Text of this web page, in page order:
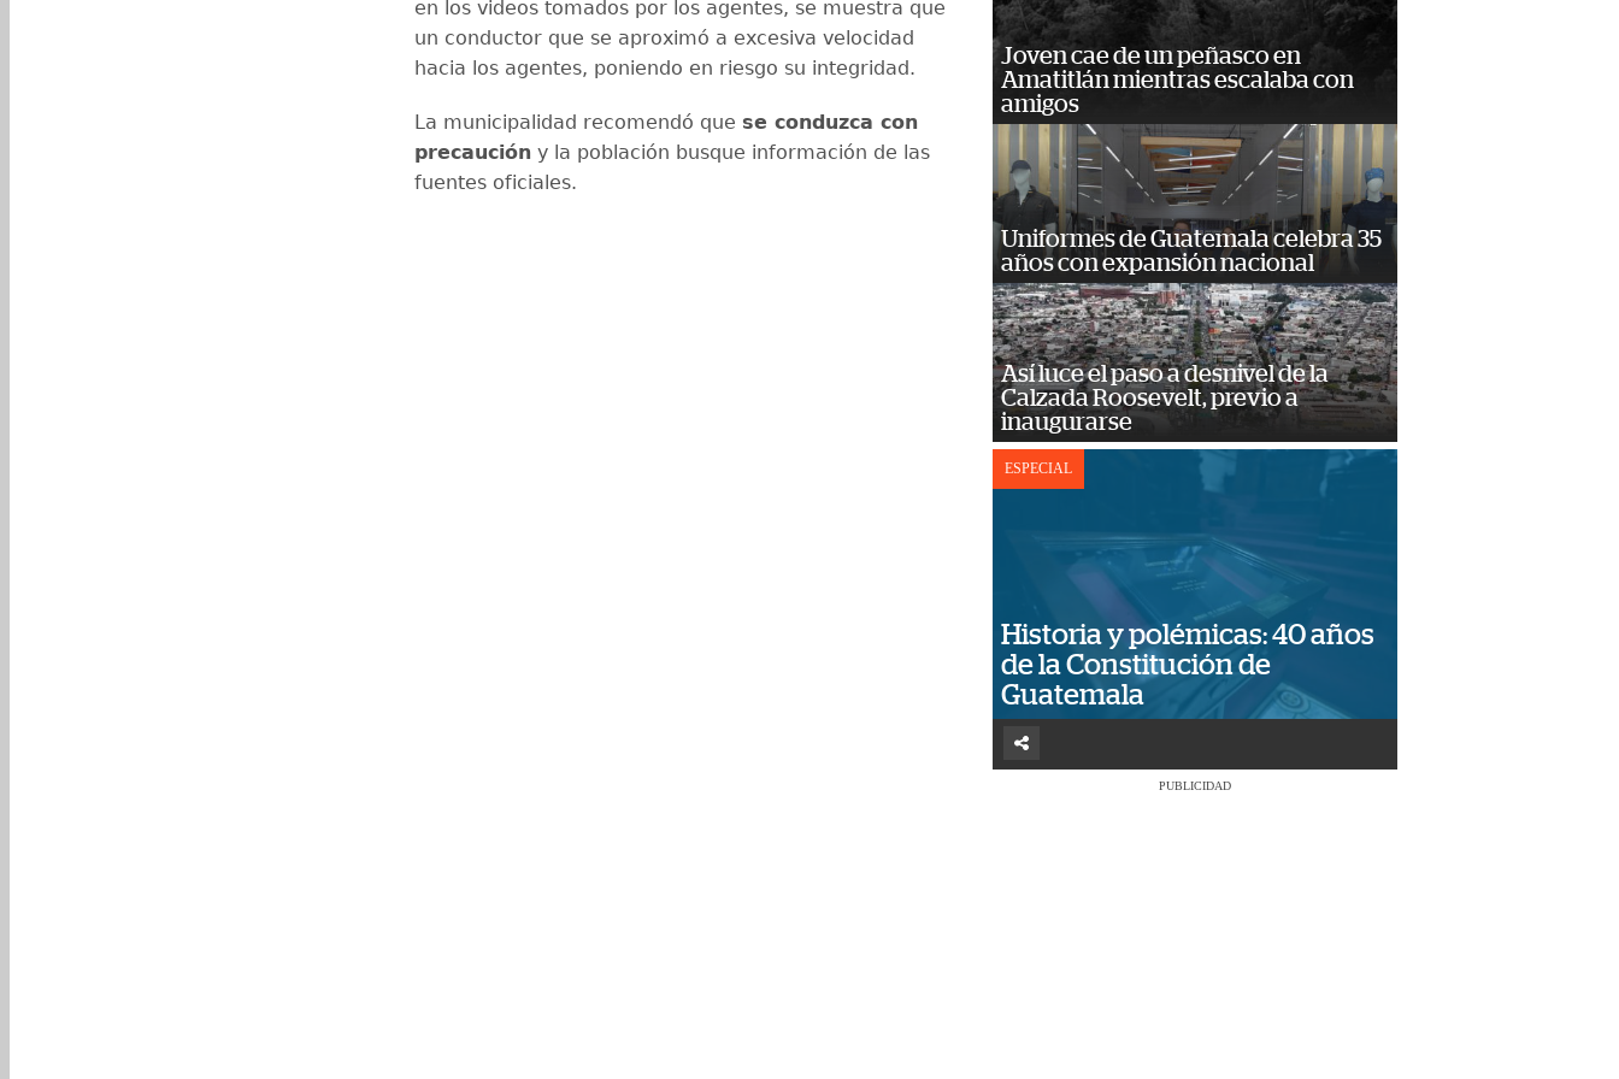
en los videos tomados por los agentes, se muestra que
un conductor que se aproximó a excesiva velocidad
hacia los agentes, poniendo en riesgo su integridad.
La municipalidad recomendó que se conduzca con
precaución y la población busque información de las
fuentes oficiales.
Joven cae de un peñasco en
Amatitlán mientras escalaba con
amigos
Uniformes de Guatemala celebra 35
años con expansión nacional
Así luce el paso a desnivel de la
Calzada Roosevelt, previo a
inaugurarse
ESPECIAL
Historia y polémicas: 40 años
de la Constitución de
Guatemala
PUBLICIDAD